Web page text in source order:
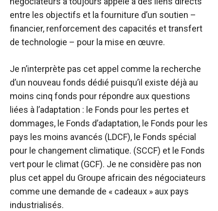
entre les objectifs et la fourniture d’un soutien –
financier, renforcement des capacités et transfert
de technologie – pour la mise en œuvre.
Je n’interprète pas cet appel comme la recherche
d’un nouveau fonds dédié puisqu’il existe déjà au
moins cinq fonds pour répondre aux questions
liées à l’adaptation : le Fonds pour les pertes et
dommages, le Fonds d’adaptation, le Fonds pour les
pays les moins avancés (LDCF), le Fonds spécial
pour le changement climatique. (SCCF) et le Fonds
vert pour le climat (GCF). Je ne considère pas non
plus cet appel du Groupe africain des négociateurs
comme une demande de « cadeaux » aux pays
industrialisés.